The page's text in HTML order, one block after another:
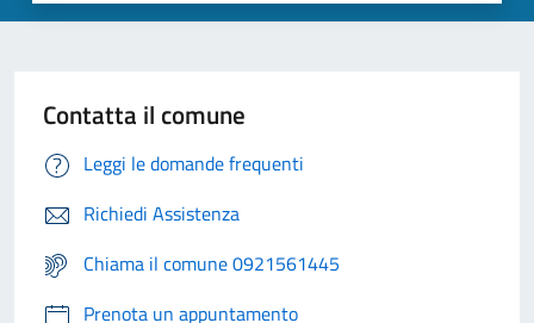
Contatta il comune
Leggi le domande frequenti
Richiedi Assistenza
Chiama il comune 0921561445
Prenota un appuntamento